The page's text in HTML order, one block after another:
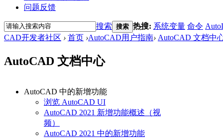
问题反馈
搜索 搜索 热搜: 系统变量 命令
CAD开发者社区 › 首页 ›AutoCAD用户指南› AutoCAD 文档中
AutoCAD 文档中心
AutoCAD 中的新增功能
浏览 AutoCAD UI
AutoCAD 2021 新增功能概述（视
频）
AutoCAD 2021 中的新增功能